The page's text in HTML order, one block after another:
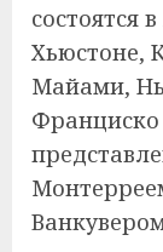
состоятся
Хьюстоне,
Майами,
Франциско